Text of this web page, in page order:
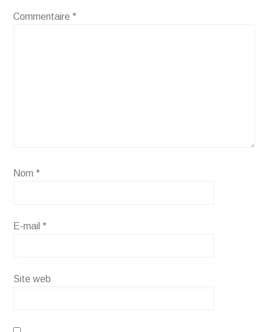
Commentaire*
Nom*
E-mail*
Site web